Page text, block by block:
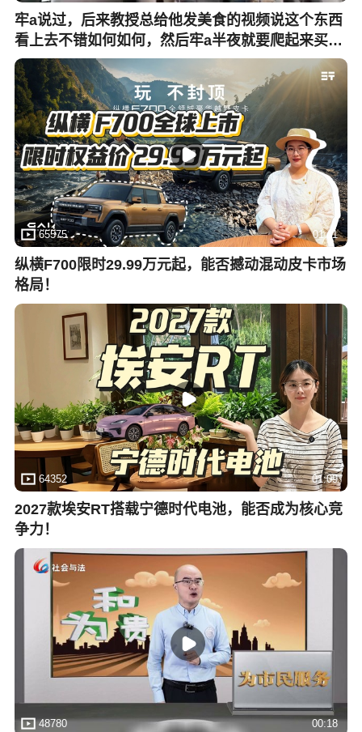
牢a说过，后来教授总给他发美食的视频说这个东西
看上去不错如何如何，然后牢a半夜就要爬起来买菜
烧火确保教授第二天就能吃到一样的_15
65575 01:11
纵横F700限时29.99万元起，能否撼动混动皮卡市场
格局！
64352 01:09
2027款埃安RT搭载宁德时代电池，能否成为核心竞
争力！
48780 00:18